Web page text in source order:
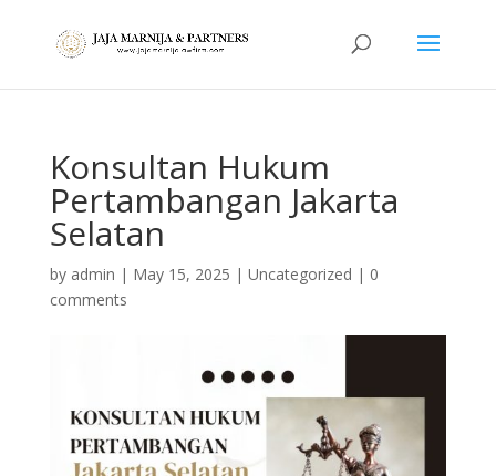
Konsultan Hukum
Pertambangan Jakarta
Selatan
by admin | May 15, 2025 | Uncategorized | 0
comments